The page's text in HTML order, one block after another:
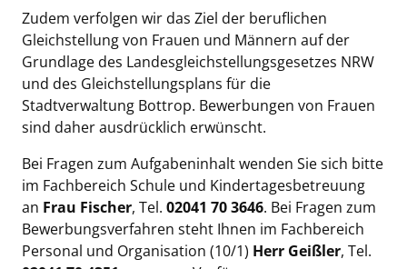
Zudem verfolgen wir das Ziel der beruflichen
Gleichstellung von Frauen und Männern auf der
Grundlage des Landesgleichstellungsgesetzes NRW
und des Gleichstellungsplans für die
Stadtverwaltung Bottrop. Bewerbungen von Frauen
sind daher ausdrücklich erwünscht.
Bei Fragen zum Aufgabeninhalt wenden Sie sich bitte
im Fachbereich Schule und Kindertagesbetreuung
an Frau Fischer, Tel. 02041 70 3646. Bei Fragen zum
Bewerbungsverfahren steht Ihnen im Fachbereich
Personal und Organisation (10/1) Herr Geißler, Tel.